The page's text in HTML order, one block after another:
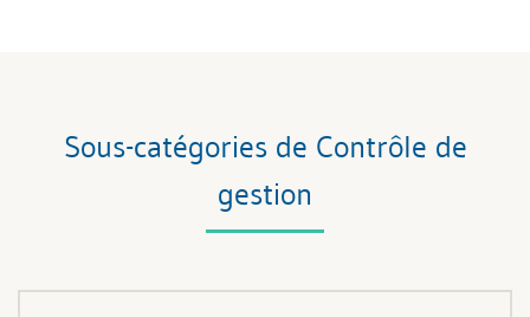
Sous-catégories de Contrôle de
gestion